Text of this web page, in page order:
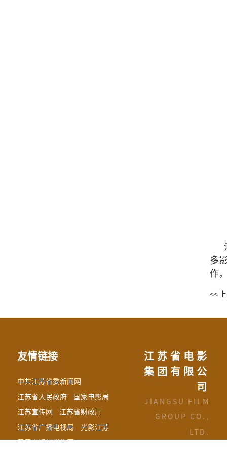
多
作
<<
友情链接
中共江苏省委新闻网
江苏省人民政府 国家电影局
江苏宣传网 江苏省财政厅
江苏省广播电视局 光影江苏
江苏省电影
集团有限公
司
JIANGSU FILM
GROUP CO.,
LTD.